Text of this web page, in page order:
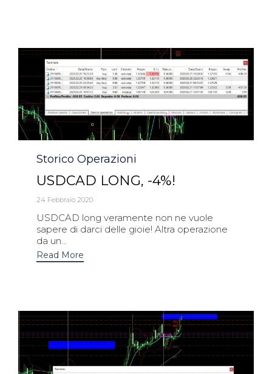
Category
Storico Operazioni
USDCAD LONG, -4%!
24 Febbraio 2020
USDCAD long veramente non ne vuole
sapere di darci delle gioie! Altra operazione
da un...
Read More